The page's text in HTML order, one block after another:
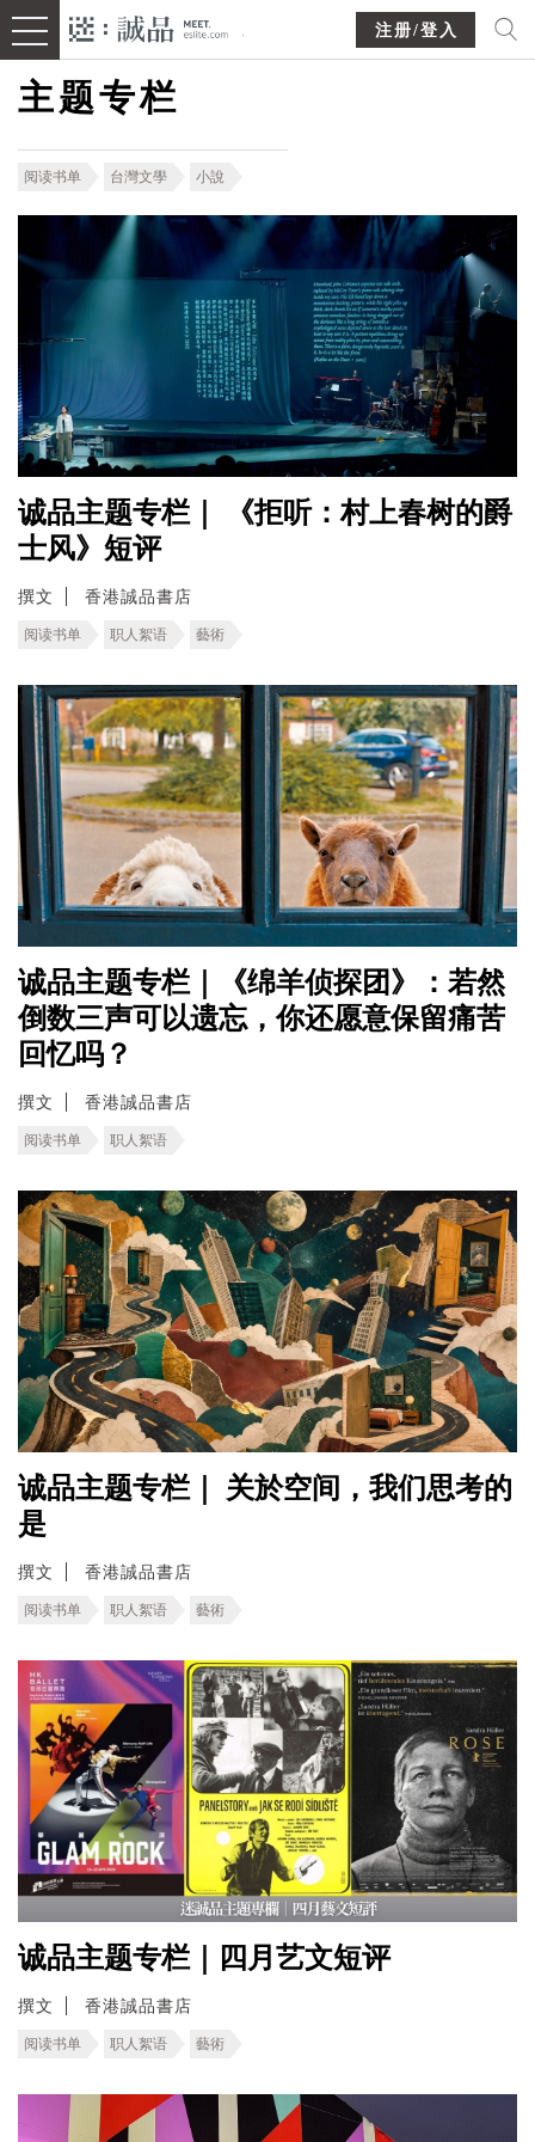
注册/登入
主题专栏
阅读书单 台灣文學 小說
诚品主题专栏｜ 《拒听：村上春树的爵
士风》短评
撰文 香港誠品書店
阅读书单 职人絮语 藝術
诚品主题专栏｜《绵羊侦探团》：若然
倒数三声可以遗忘，你还愿意保留痛苦
回忆吗？
撰文 香港誠品書店
阅读书单 职人絮语
诚品主题专栏｜ 关於空间，我们思考的
是
撰文 香港誠品書店
阅读书单 职人絮语 藝術
诚品主题专栏｜四月艺文短评
撰文 香港誠品書店
阅读书单 职人絮语 藝術